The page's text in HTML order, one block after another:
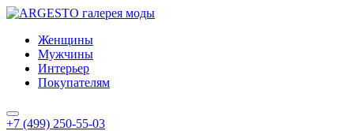
Женщины
Мужчины
Интерьер
Покупателям
+7 (499) 250-55-03